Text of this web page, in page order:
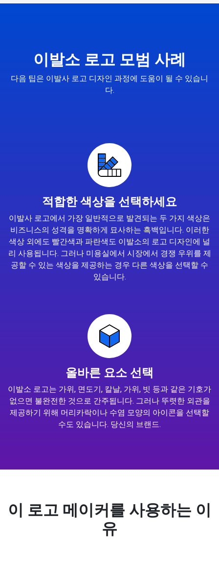
이발소 로고 모범 사례
다음 팁은 이발사 로고 디자인 과정에 도움이 될 수 있습니
다.
적합한 색상을 선택하세요
이발사 로고에서 가장 일반적으로 발견되는 두 가지 색상은
비즈니스의 성격을 명확하게 묘사하는 흑백입니다. 이러한
색상 외에도 빨간색과 파란색도 이발소의 로고 디자인에 널
리 사용됩니다. 그러나 미용실에서 시장에서 경쟁 우위를 제
공할 수 있는 색상을 제공하는 경우 다른 색상을 선택할 수
있습니다.
올바른 요소 선택
이발소 로고는 가위, 면도기, 칼날, 가위, 빗 등과 같은 기호가
없으면 불완전한 것으로 간주됩니다. 그러나 뚜렷한 외관을
제공하기 위해 머리카락이나 수염 모양의 아이콘을 선택할
수도 있습니다. 당신의 브랜드.
이 로고 메이커를 사용하는 이
유